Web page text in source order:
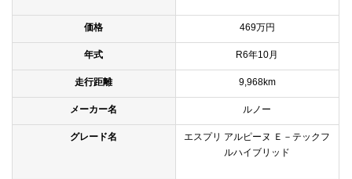
価格 469万円
年式 R6年10月
走行距離 9,968km
メーカー名 ルノー
グレード名
エスプリ アルピーヌ Ｅ－テックフ
ルハイブリッド